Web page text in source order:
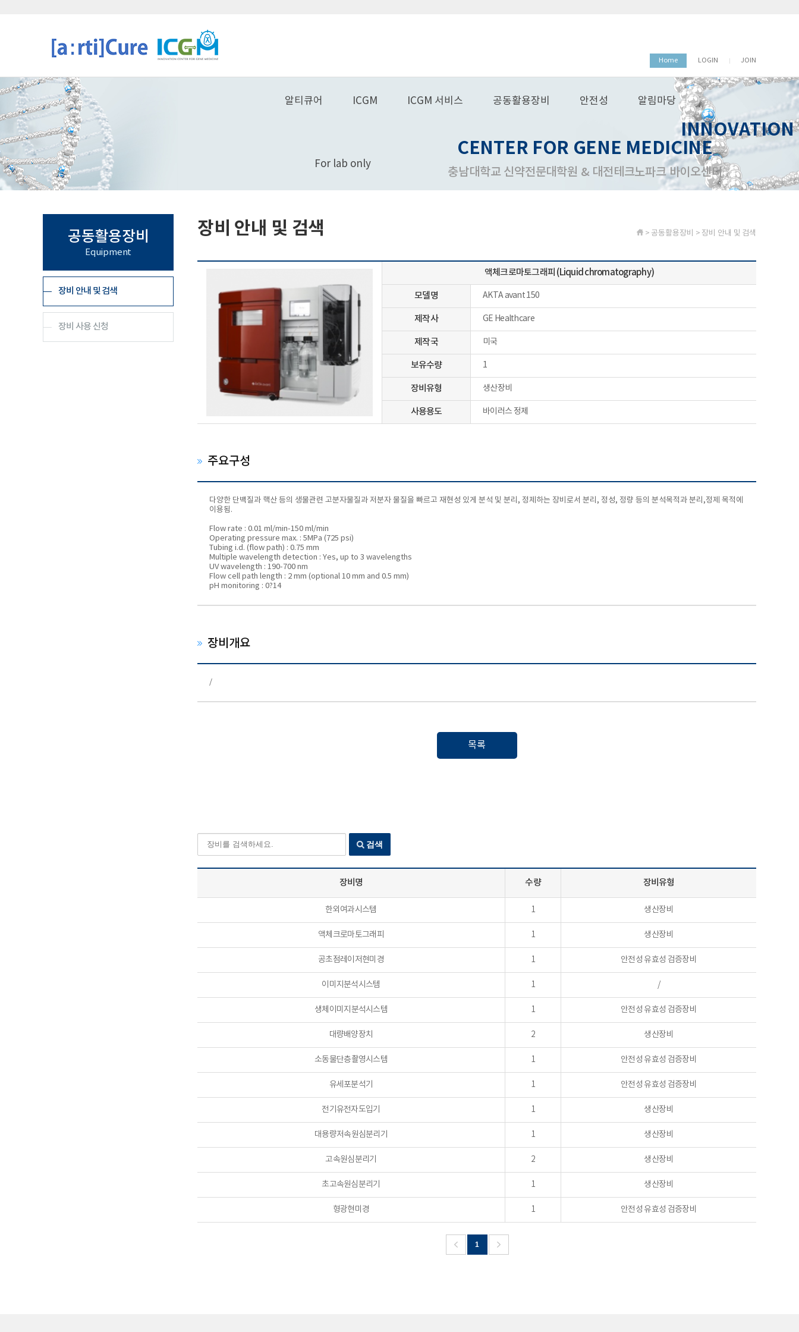
Home LOGIN JOIN
알티큐어 ICGM ICGM 서비스 공동활용장비 안전성 알림마당
For lab only
INNOVATION
CENTER FOR GENE MEDICINE
충남대학교 신약전문대학원 & 대전테크노파크 바이오센터
공동활용장비
Equipment
장비 안내 및 검색
장비 사용 신청
장비 안내 및 검색 > 공동활용장비 > 장비 안내 및 검색
액체크로마토그래피 (Liquid chromatography)
모델명 AKTA avant 150
제작사 GE Healthcare
제작국 미국
보유수량 1
장비유형 생산장비
사용용도 바이러스 정제
주요구성
다양한 단백질과 핵산 등의 생물관련 고분자물질과 저분자 물질을 빠르고 재현성 있게 분석 및 분리, 정제하는 장비로서 분리, 정성, 정량 등의 분석목적과 분리,정제 목적에
이용됨.
Flow rate : 0.01 ml/min-150 ml/min
Operating pressure max. : 5MPa (725 psi)
Tubing i.d. (flow path) : 0.75 mm
Multiple wavelength detection : Yes, up to 3 wavelengths
UV wavelength : 190-700 nm
Flow cell path length : 2 mm (optional 10 mm and 0.5 mm)
pH monitoring : 0?14
장비개요
/
목록
검색
장비명 수량 장비유형
한외여과시스템 1 생산장비
액체크로마토그래피 1 생산장비
공초점레이저현미경 1 안전성 유효성 검증장비
이미지분석시스템 1 /
생체이미지분석시스템 1 안전성 유효성 검증장비
대량배양장치 2 생산장비
소동물단층촬영시스템 1 안전성 유효성 검증장비
유세포분석기 1 안전성 유효성 검증장비
전기유전자도입기 1 생산장비
대용량저속원심분리기 1 생산장비
고속원심분리기 2 생산장비
초고속원심분리기 1 생산장비
형광현미경 1 안전성 유효성 검증장비
1